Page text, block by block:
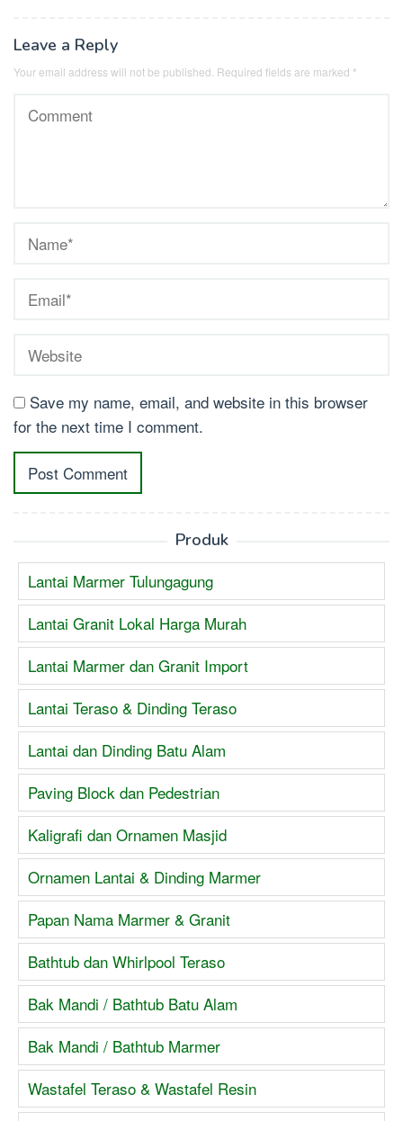
Leave a Reply
Your email address will not be published. Required fields are marked *
Save my name, email, and website in this browser
for the next time I comment.
Produk
Lantai Marmer Tulungagung
Lantai Granit Lokal Harga Murah
Lantai Marmer dan Granit Import
Lantai Teraso & Dinding Teraso
Lantai dan Dinding Batu Alam
Paving Block dan Pedestrian
Kaligrafi dan Ornamen Masjid
Ornamen Lantai & Dinding Marmer
Papan Nama Marmer & Granit
Bathtub dan Whirlpool Teraso
Bak Mandi / Bathtub Batu Alam
Bak Mandi / Bathtub Marmer
Wastafel Teraso & Wastafel Resin